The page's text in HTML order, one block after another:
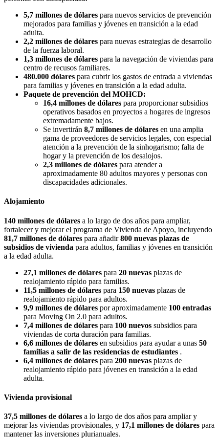
5,7 millones de dólares para nuevos servicios de prevención
mejorados para familias y jóvenes en transición a la edad
adulta.
2,2 millones de dólares para nuevas estrategias de desarrollo
de la fuerza laboral.
1,3 millones de dólares para la navegación de viviendas para
centro de recusos familiares.
480.000 dólares para cubrir los gastos de entrada a viviendas
para familias y jóvenes en transición a la edad adulta.
Paquete de prevención del MOHCD:
16,4 millones de dólares para proporcionar subsidios
operativos basados ​​en proyectos a hogares de ingresos
extremadamente bajos.
Se invertirán 8,7 millones de dólares en una amplia
gama de proveedores de servicios legales, con especial
atención a la prevención de la sinhogarismo; falta de
hogar y la prevención de los desalojos.
2,3 millones de dólares para atender a
aproximadamente 80 adultos mayores y personas con
discapacidades adicionales.
Alojamiento
140 millones de dólares a lo largo de dos años para ampliar,
fortalecer y mejorar el programa de Vivienda de Apoyo, incluyendo
81,7 millones de dólares para añadir800 nuevas plazas de
subsidios de vivienda para adultos, familias y jóvenes en transición
a la edad adulta.
27,1 millones de dólares para 20 nuevas plazas de
realojamiento rápido para familias.
11,5 millones de dólares para 150 nuevas plazas de
realojamiento rápido para adultos.
9,9 millones de dólares por aproximadamente 100 entradas
para Moving On 2.0 para adultos.
7,4 millones de dólares para 100 nuevos subsidios para
viviendas de corta duración para familias.
6,6 millones de dólares en subsidios para ayudar a unas 50
familias a salir de las residencias de estudiantes .
6,4 millones de dólares para 200 nuevas plazas de
realojamiento rápido para jóvenes en transición a la edad
adulta.
Vivienda provisional
37,5 millones de dólares a lo largo de dos años para ampliar y
mejorar las viviendas provisionales, y 17,1 millones de dólares para
mantener las inversiones plurianuales.